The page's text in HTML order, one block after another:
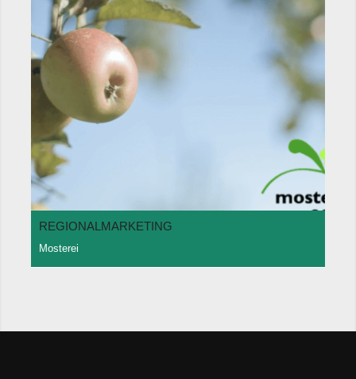
REGIONALMARKETING
Mosterei